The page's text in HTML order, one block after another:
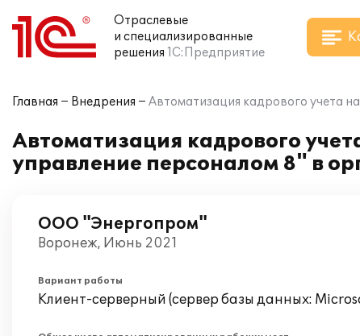
Отраслевые
и специализированные
решения 1С:Предприятие
Главная Внедрения Автоматизация кадрового учета
Автоматизация кадрового
управление персоналом 8" в
ООО "Энергопром"
Воронеж, Июнь 2021
Вариант работы
Клиент-серверный (сервер базы данных: